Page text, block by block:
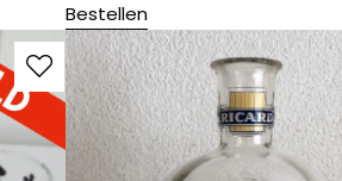
Bestellen